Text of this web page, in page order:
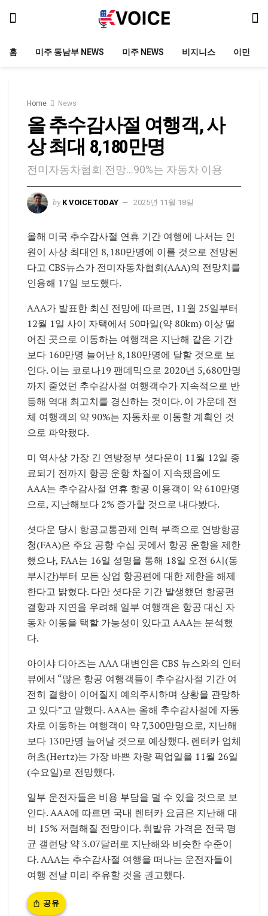
홈 미주 동남부 NEWS 미주 NEWS 비지니스 이민
Home News
올 추수감사절 여행객, 사
상 최대 8,180만명
전미자동차협회 전망…90%는 자동차 이용
by K VOICE TODAY 2025년 11월 18일
올해 미국 추수감사절 연휴 기간 여행에 나서는 인
원이 사상 최대인 8,180만명에 이를 것으로 전망된
다고 CBS뉴스가 전미자동차협회(AAA)의 전망치를
인용해 17일 보도했다.
AAA가 발표한 최신 전망에 따르면, 11월 25일부터
12월 1일 사이 자택에서 50마일(약 80km) 이상 떨
어진 곳으로 이동하는 여행객은 지난해 같은 기간
보다 160만명 늘어난 8,180만명에 달할 것으로 보
인다. 이는 코로나19 팬데믹으로 2020년 5,680만명
까지 줄었던 추수감사절 여행객수가 지속적으로 반
등해 역대 최고치를 경신하는 것이다. 이 가운데 전
체 여행객의 약 90%는 자동차로 이동할 계획인 것
으로 파악됐다.
미 역사상 가장 긴 연방정부 셧다운이 11월 12일 종
료되기 전까지 항공 운항 차질이 지속됐음에도
AAA는 추수감사절 연휴 항공 이용객이 약 610만명
으로, 지난해보다 2% 증가할 것으로 내다봤다.
셧다운 당시 항공교통관제 인력 부족으로 연방항공
청(FAA)은 주요 공항 수십 곳에서 항공 운항을 제한
했으나, FAA는 16일 성명을 통해 18일 오전 6시(동
부시간)부터 모든 상업 항공편에 대한 제한을 해제
한다고 밝혔다. 다만 셧다운 기간 발생했던 항공편
결항과 지연을 우려해 일부 여행객은 항공 대신 자
동차 이동을 택할 가능성이 있다고 AAA는 분석했
다.
아이샤 디아즈는 AAA 대변인은 CBS 뉴스와의 인터
뷰에서 “많은 항공 여행객들이 추수감사절 기간 여
전히 결항이 이어질지 예의주시하며 상황을 관망하
고 있다”고 말했다. AAA는 올해 추수감사절에 자동
차로 이동하는 여행객이 약 7,300만명으로, 지난해
보다 130만명 늘어날 것으로 예상했다. 렌터카 업체
허츠(Hertz)는 가장 바쁜 차량 픽업일을 11월 26일
(수요일)로 전망했다.
일부 운전자들은 비용 부담을 덜 수 있을 것으로 보
인다. AAA에 따르면 국내 렌터카 요금은 지난해 대
비 15% 저렴해질 전망이다. 휘발유 가격은 전국 평
균 갤런당 약 3.07달러로 지난해와 비슷한 수준이
다. AAA는 추수감사절 여행을 떠나는 운전자들이
여행 전날 미리 주유할 것을 권고했다.
공유